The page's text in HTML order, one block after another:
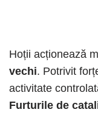
Hoții acționează
vechi. Potrivit
activitate
Furturile de